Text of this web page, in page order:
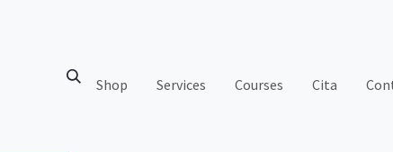
Shop Services Courses Cita